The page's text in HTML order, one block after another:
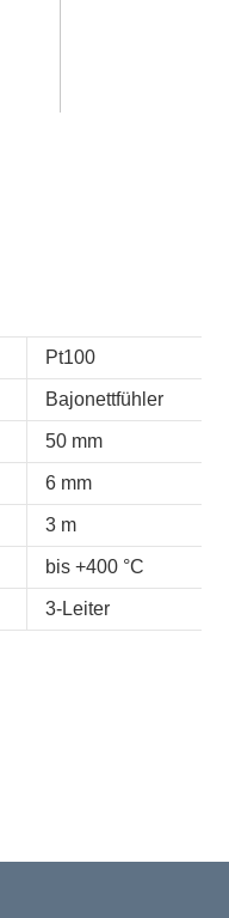
Pt100
Bajonettfühler
50 mm
6 mm
3 m
bis +400 °C
3-Leiter